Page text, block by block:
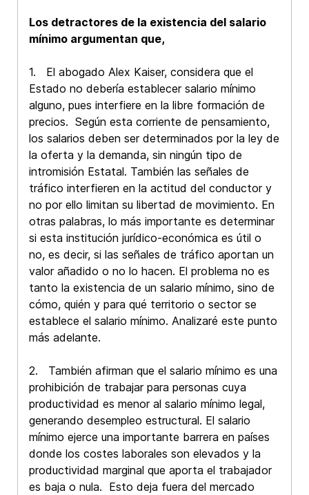
Los detractores de la existencia del salario
mínimo argumentan que,
1. El abogado Alex Kaiser, considera que el
Estado no debería establecer salario mínimo
alguno, pues interfiere en la libre formación de
precios. Según esta corriente de pensamiento,
los salarios deben ser determinados por la ley de
la oferta y la demanda, sin ningún tipo de
intromisión Estatal. También las señales de
tráfico interfieren en la actitud del conductor y
no por ello limitan su libertad de movimiento. En
otras palabras, lo más importante es determinar
si esta institución jurídico-económica es útil o
no, es decir, si las señales de tráfico aportan un
valor añadido o no lo hacen. El problema no es
tanto la existencia de un salario mínimo, sino de
cómo, quién y para qué territorio o sector se
establece el salario mínimo. Analizaré este punto
más adelante.
2. También afirman que el salario mínimo es una
prohibición de trabajar para personas cuya
productividad es menor al salario mínimo legal,
generando desempleo estructural. El salario
mínimo ejerce una importante barrera en países
donde los costes laborales son elevados y la
productividad marginal que aporta el trabajador
es baja o nula. Esto deja fuera del mercado